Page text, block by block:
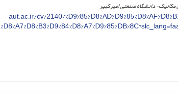
دانشگاه صنعتی امیرکبیر
aut.ac.ir/cv/2140/